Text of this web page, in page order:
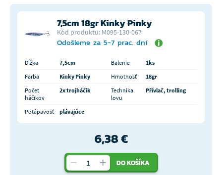
7,5cm 18gr Kinky Pinky
Kód produktu: M095-130-067
Odošleme za 5-7 prac. dní
Dĺžka 7,5cm Balenie
1ks
Farba
Kinky Pinky Hmotnosť
18gr
Počet
háčikov
2x trojháčik
Technika
lovu
Přívlač, trolling
Potápavosť plávajúce
6,38 €
DO KOŠÍKA